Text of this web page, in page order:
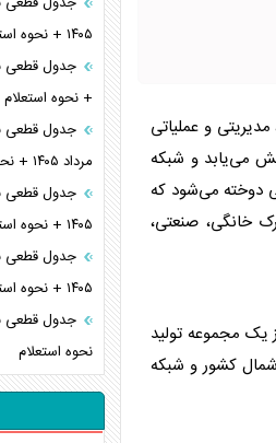
و عملیاتی
می‌یابد و شبکه
دوخته می‌شود که
خانگی، صنعتی،
یک مجموعه تولید
شمال کشور و شبکه
۱۴۰۵ + نحوه استعلام
+ نحوه استعلام
مرداد ۱۴۰۵ + نحوه استعلام
۱۴۰۵ + نحوه استعلام
۱۴۰۵ + نحوه استعلام
نحوه استعلام